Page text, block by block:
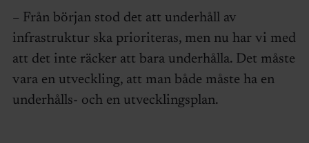
– Från början stod det att underhåll av
infrastruktur ska prioriteras, men nu har vi med
att det inte räcker att bara underhålla. Det måste
vara en utveckling, att man både måste ha en
underhålls- och en utvecklingsplan.